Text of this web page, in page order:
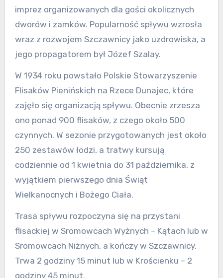
imprez organizowanych dla gości okolicznych
dworów i zamków. Popularność spływu wzrosła
wraz z rozwojem Szczawnicy jako uzdrowiska, a
jego propagatorem był Józef Szalay.
W 1934 roku powstało Polskie Stowarzyszenie
Flisaków Pienińskich na Rzece Dunajec, które
zajęło się organizacją spływu. Obecnie zrzesza
ono ponad 900 flisaków, z czego około 500
czynnych. W sezonie przygotowanych jest około
250 zestawów łodzi, a tratwy kursują
codziennie od 1 kwietnia do 31 października, z
wyjątkiem pierwszego dnia Świąt
Wielkanocnych i Bożego Ciała.
Trasa spływu rozpoczyna się na przystani
flisackiej w Sromowcach Wyżnych – Kątach lub w
Sromowcach Niżnych, a kończy w Szczawnicy.
Trwa 2 godziny 15 minut lub w Krościenku – 2
godziny 45 minut.